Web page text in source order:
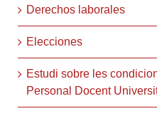
Derechos laborales
Elecciones
Estudi sobre les
Personal Docent